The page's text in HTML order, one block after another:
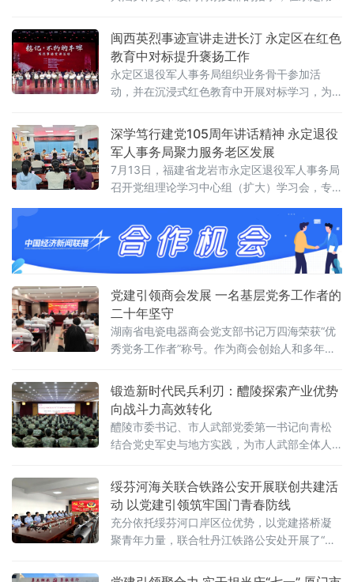
山为支部书记。这是福建省第一个农村党支
部，也是闽西第一
闽西英烈事迹宣讲走进长汀 永定区在红色
教育中对标提升褒扬工作
永定区退役军人事务局组织业务骨干参加活
动，并在沉浸式红色教育中开展对标学习，为
退役军人事务局局长
深学笃行建党105周年讲话精神 永定退役
军人事务局聚力服务老区发展
7月13日，福建省龙岩市永定区退役军人事务局
召开党组理论学习中心组（扩大）学习会，专
立105周年大会上的重要讲话精神。全体党员、
干部职工参加学习。会议指出，习近平总书记
在庆祝中国共产党成立105周年大会上的重要讲
话，全面回顾了中国共产党105年来团结带领中
国人民不懈奋斗的光辉历程和伟大成就，深刻
总结了中国共产
党建引领商会发展 一名基层党务工作者的
二十年坚守
湖南省电瓷电器商会党支部书记万四海荣获“优
秀党务工作者”称号。作为商会创始人和多年的
守，探索出一条以高质量党建赋能行业商会发
展的实践路径。万四海投身湖南省电瓷电器行
业商会工作已有二十年，先后担任醴陵电瓷电
器行业商会和湖南省电瓷电器行业商会会长共
十六年，担任执行会长四年。在长期
锻造新时代民兵利刃：醴陵探索产业优势
向战斗力高效转化
醴陵市委书记、市人武部党委第一书记向青松
结合党史军史与地方实践，为市人武部全体人
释了民兵队伍“因何而建、为谁而战、走向何
方”的时代命题，引发强烈共鸣。向青松指出，
中国民兵是中国共产党亲手缔造的人民武装力
量，其根脉深植于工农运动烽火，在革命战争
年
绥芬河海关联合铁路公安开展联创共建活
动 以党建引领筑牢国门青春防线
充分依托绥芬河口岸区位优势，以党建搭桥凝
聚青年力量，联合牡丹江铁路公安处开展了“迎
过实地研学、互学互鉴，进一步强化青年思想